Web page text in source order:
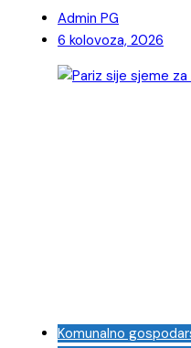
Admin PG
6 kolovoza, 2026
Komunalno